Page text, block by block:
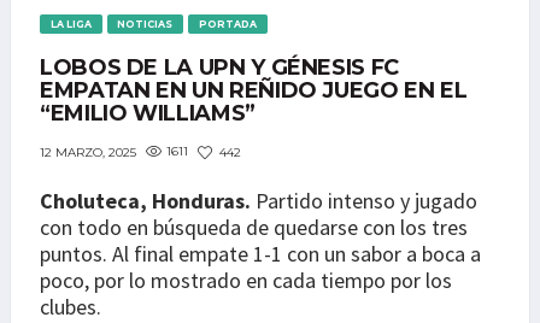
LA LIGA NOTICIAS PORTADA
LOBOS DE LA UPN Y GÉNESIS FC
EMPATAN EN UN REÑIDO JUEGO EN EL
“EMILIO WILLIAMS”
12 MARZO, 2025 1611 442
Choluteca, Honduras. Partido intenso y jugado
con todo en búsqueda de quedarse con los tres
puntos. Al final empate 1-1 con un sabor a boca a
poco, por lo mostrado en cada tiempo por los
clubes.